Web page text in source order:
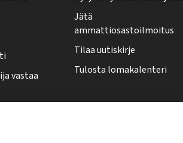
vastaa
Jätä
ammattiosastoilmoitus
Tilaa uutiskirje
Tulosta lomakalenteri